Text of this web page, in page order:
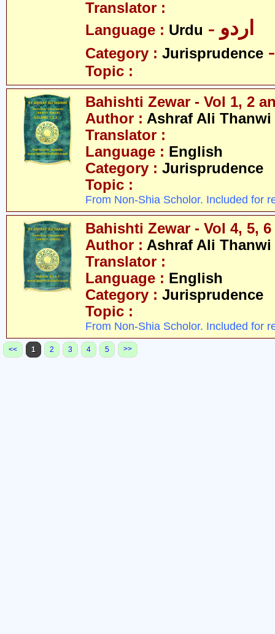
Translator :
Language : Urdu - اردو
Category : Jurisprudence
Topic :
Bahishti Zewar - Vol 1, 2
Author : Ashraf Ali Thanwi
Translator :
Language : English
Category : Jurisprudence
Topic :
From Non-Shia Scholor. Included for
Bahishti Zewar - Vol 4, 5,
Author : Ashraf Ali Thanwi
Translator :
Language : English
Category : Jurisprudence
Topic :
From Non-Shia Scholor. Included for
<< 1 2 3 4 5 >>